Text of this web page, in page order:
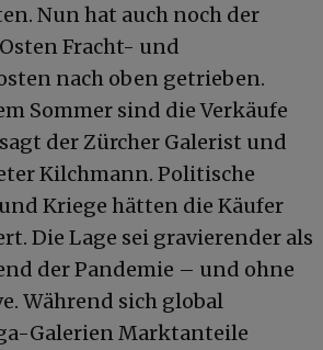
Nun hat auch noch der
Fracht- und
nach oben getrieben.
Sommer sind die Verkäufe
der Zürcher Galerist und
Kilchmann. Politische
Kriege hätten die Käufer
Die Lage sei gravierender als
der Pandemie – und ohne
Während sich global
Galerien Marktanteile